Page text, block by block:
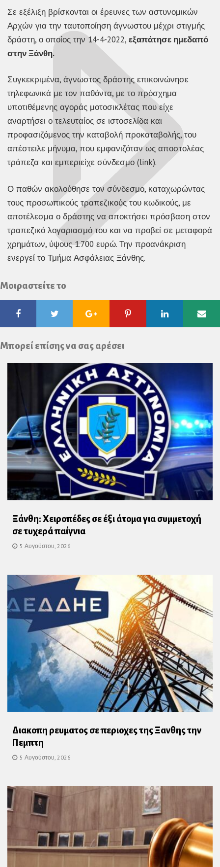
Σε εξέλιξη βρίσκονται οι έρευνες των αστυνομικών
Αρχών για την ταυτοποίηση άγνωστου μέχρι στιγμής
δράστη, ο οποίος την 14-4-2022, εξαπάτησε ημεδαπό
στην Ξάνθη.
Συγκεκριμένα, άγνωστος δράστης επικοινώνησε
τηλεφωνικά με τον παθόντα, με το πρόσχημα
υποτιθέμενης αγοράς μοτοσικλέτας που είχε
αναρτήσει ο τελευταίος σε ιστοσελίδα και
προφασιζόμενος την καταβολή προκαταβολής, του
απέστειλε μήνυμα, που εμφανιζόταν ως αποστολέας
τράπεζα και εμπεριείχε σύνδεσμο (link).
Ο παθών ακολούθησε τον σύνδεσμο, καταχωρώντας
τους προσωπικούς τραπεζικούς του κωδικούς, με
αποτέλεσμα ο δράστης να αποκτήσει πρόσβαση στον
τραπεζικό λογαριασμό του και να προβεί σε μεταφορά
χρημάτων, ύψους 1.700 ευρώ. Την προανάκριση
ενεργεί το Τμήμα Ασφάλειας Ξάνθης.
Μοιραστείτε το
FacebookTwitter Google
Plus
Pinterest Linkedin
Μπορεί επίσης να σας αρέσει
Ξάνθη: Χειροπέδες σε έξι άτομα για συμμετοχή
σε τυχερά παίγνια
5 Αυγούστου, 2026
Διακοπη ρευματος σε περιοχες της Ξανθης την
Πεμπτη
5 Αυγούστου, 2026